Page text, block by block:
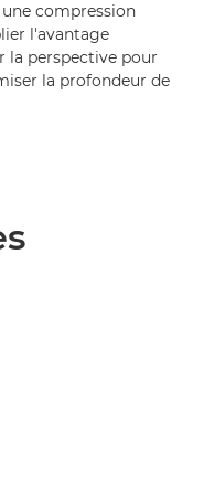
compression
l'avantage
la perspective pour
la profondeur de